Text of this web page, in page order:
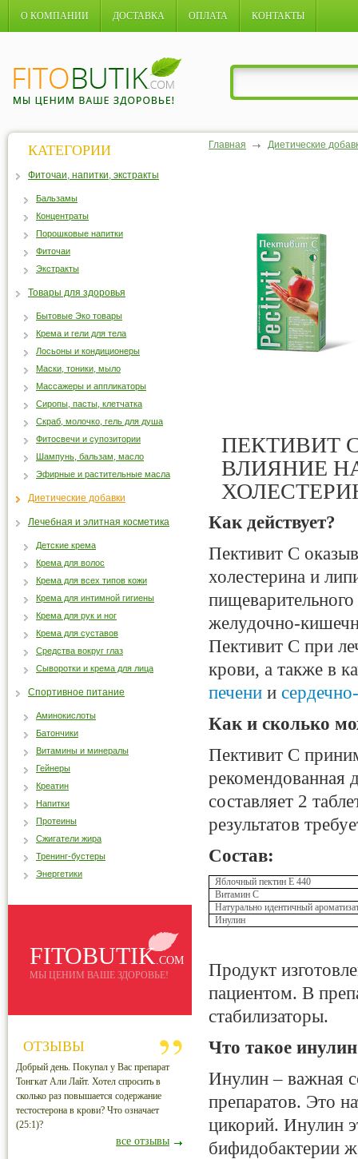
О КОМПАНИИ ДОСТАВКА ОПЛАТА КОНТАКТЫ
Главная Диетические
ПЕКТИВИТ
ВЛИЯНИЕ
Как действует?
Пективит С
холестерина и
желудочно-
Пективит C при
крови, а также в
печени и
Как и сколько
Пективит С
составляет 2
результатов
Состав:
Яблочный пектин Е 440
Витамин С
Натурально идентичный
Инулин
Продукт
пациентом. В
стабилизаторы.
Что такое
Инулин – важная
препаратов. Это
цикорий. Инулин
бифидобактерии
КАТЕГОРИИ
Фиточаи, напитки, экстракты
Бальзамы
Концентраты
Порошковые напитки
Фиточаи
Экстракты
Товары для здоровья
Бытовые Эко товары
Крема и гели для тела
Лосьоны и кондиционеры
Маски, тоники, мыло
Массажеры и аппликаторы
Сиропы, пасты, клетчатка
Скраб, молочко, гель для душа
Фитосвечи и супозитории
Шампунь, бальзам, масло
Эфирные и растительные масла
Диетические добавки
Лечебная и элитная косметика
Детские крема
Крема для волос
Крема для всех типов кожи
Крема для интимной гигиены
Крема для рук и ног
Крема для суставов
Средства вокруг глаз
Сыворотки и крема для лица
Спортивное питание
Аминокислоты
Батончики
Витамины и минералы
Гейнеры
Креатин
Напитки
Протеины
Сжигатели жира
Тренинг-бустеры
Энергетики
FITOBUTIK.COM
МЫ ЦЕНИМ ВАШЕ ЗДОРОВЬЕ!
ОТЗЫВЫ
Добрый день. Покупал у Вас препарат
Тонгкат Али Лайт. Хотел спросить в
сколько раз повышается содержание
тестостерона в крови? Что означает
(25:1)?
все отзывы